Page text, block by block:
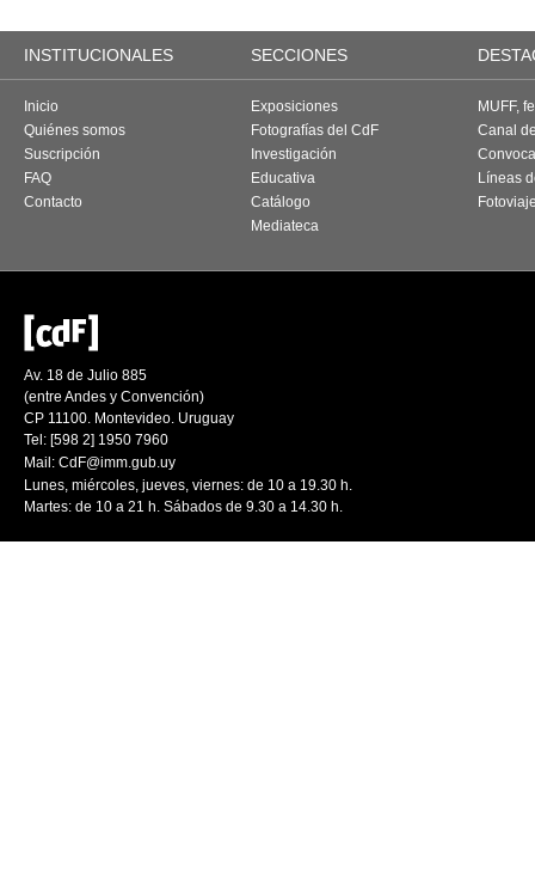
INSTITUCIONALES SECCIONES
Inicio
Quiénes somos
Suscripción
FAQ
Contacto
Exposiciones
Fotografías del CdF
Investigación
Educativa
Catálogo
Mediateca
MUFF,
Canal
Líneas
Av. 18 de Julio 885
(entre Andes y Convención)
CP 11100. Montevideo. Uruguay
Tel: [598 2] 1950 7960
Mail: CdF@imm.gub.uy
Lunes, miércoles, jueves, viernes: de 10 a 19.30 h.
Martes: de 10 a 21 h. Sábados de 9.30 a 14.30 h.